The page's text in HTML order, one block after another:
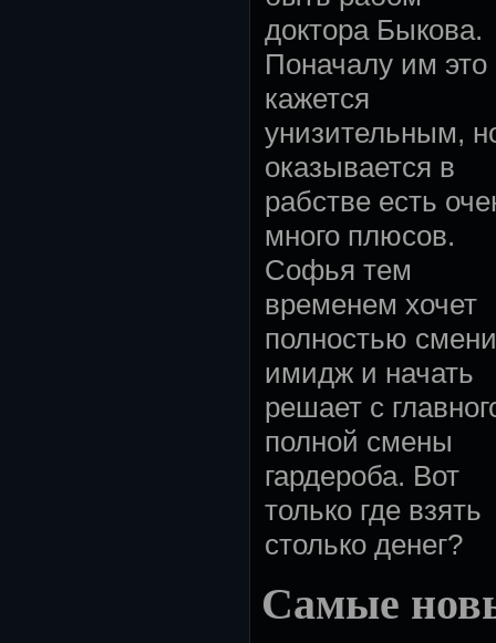
доктора Быкова.
Поначалу им это
кажется
унизительным,
оказывается в
рабстве есть
много плюсов.
Софья тем
временем хочет
полностью
имидж и начать
решает с
полной смены
гардероба. Вот
только где взять
столько денег?
Самые